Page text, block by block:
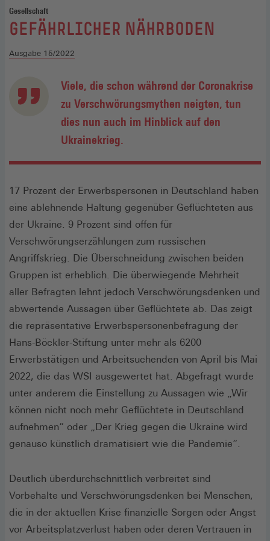
Gesellschaft
:
GEFÄHRLICHER NÄHRBODEN
Ausgabe 15/2022
Viele, die schon während der Coronakrise
zu Verschwörungsmythen neigten, tun
dies nun auch im Hinblick auf den
Ukrainekrieg.
17 Prozent der Erwerbspersonen in Deutschland haben
eine ablehnende Haltung gegenüber Geflüchteten aus
der Ukraine. 9 Prozent sind offen für
Verschwörungserzählungen zum russischen
Angriffskrieg. Die Überschneidung zwischen beiden
Gruppen ist erheblich. Die überwiegende Mehrheit
aller Befragten lehnt jedoch Verschwörungsdenken und
abwertende Aussagen über Geflüchtete ab. Das zeigt
die repräsentative Erwerbspersonenbefragung der
Hans-Böckler-Stiftung unter mehr als 6200
Erwerbstätigen und Arbeitsuchenden von April bis Mai
2022, die das WSI ausgewertet hat. Abgefragt wurde
unter anderem die Einstellung zu Aussagen wie „Wir
können nicht noch mehr Geflüchtete in Deutschland
aufnehmen“ oder „Der Krieg gegen die Ukraine wird
genauso künstlich dramatisiert wie die Pandemie“.
Deutlich überdurchschnittlich verbreitet sind
Vorbehalte und Verschwörungsdenken bei Menschen,
die in der aktuellen Krise finanzielle Sorgen oder Angst
vor Arbeitsplatzverlust haben oder deren Vertrauen in